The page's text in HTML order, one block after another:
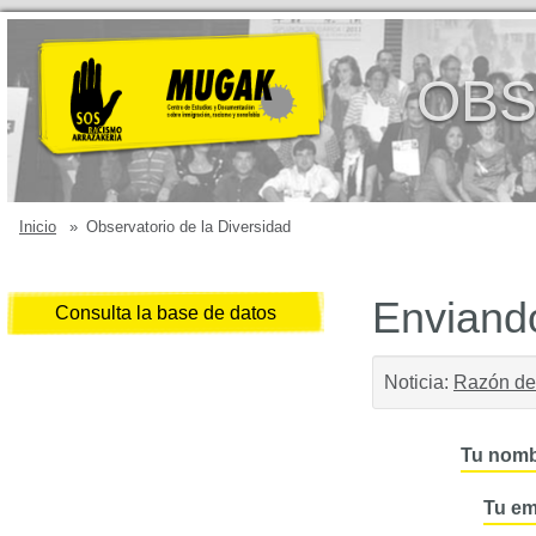
Inicio » Observatorio de la Diversidad
Consulta la base de datos
Noticia: Razón
Tu
Tu